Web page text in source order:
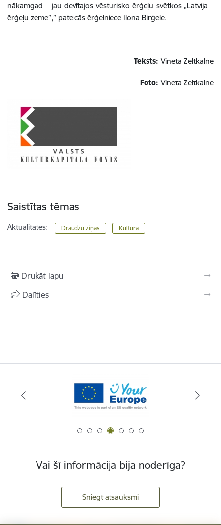
nākamgad – jau devītajos vēsturisko ērģeļu svētkos „Latvija –
ērģeļu zeme”,” pateicās ērģelniece Ilona Birģele.
Teksts: Vineta Zeltkalne
Foto: Vineta Zeltkalne
Saistītas tēmas
Aktualitātes: Draudžu ziņas Kultūra
Drukāt lapu
Dalīties
Vai šī informācija bija noderīga?
Sniegt atsauksmi